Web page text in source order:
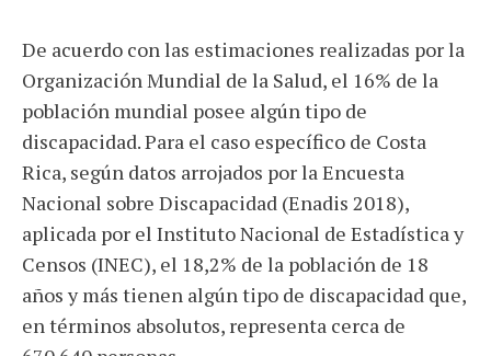
De acuerdo con las estimaciones realizadas por la
Organización Mundial de la Salud, el 16% de la
población mundial posee algún tipo de
discapacidad. Para el caso específico de Costa
Rica, según datos arrojados por la Encuesta
Nacional sobre Discapacidad (Enadis 2018),
aplicada por el Instituto Nacional de Estadística y
Censos (INEC), el 18,2% de la población de 18
años y más tienen algún tipo de discapacidad que,
en términos absolutos, representa cerca de